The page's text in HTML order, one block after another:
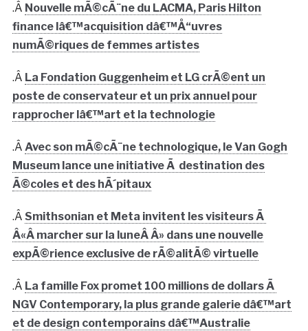
.Â Nouvelle mÃ©cÃ¨ne du LACMA, Paris Hilton
finance lâ€™acquisition dâ€™Å“uvres
numÃ©riques de femmes artistes
.Â La Fondation Guggenheim et LG crÃ©ent un
poste de conservateur et un prix annuel pour
rapprocher lâ€™art et la technologie
.Â Avec son mÃ©cÃ¨ne technologique, le Van Gogh
Museum lance une initiative Ã destination des
Ã©coles et des hÃ´pitaux
.Â Smithsonian et Meta invitent les visiteurs Ã
Â«Â marcher sur la luneÂ Â» dans une nouvelle
expÃ©rience exclusive de rÃ©alitÃ© virtuelle
.Â La famille Fox promet 100 millions de dollars Ã
NGV Contemporary, la plus grande galerie dâ€™art
et de design contemporains dâ€™Australie